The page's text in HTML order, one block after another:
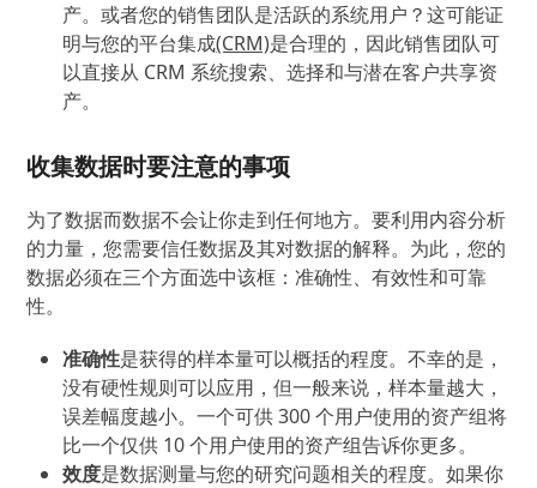
产。或者您的销售团队是活跃的系统用户？这可能证
明与您的平台集成(CRM)是合理的，因此销售团队可
以直接从 CRM 系统搜索、选择和与潜在客户共享资
产。
收集数据时要注意的事项
为了数据而数据不会让你走到任何地方。要利用内容分析
的力量，您需要信任数据及其对数据的解释。为此，您的
数据必须在三个方面选中该框：准确性、有效性和可靠
性。
准确性是获得的样本量可以概括的程度。不幸的是，
没有硬性规则可以应用，但一般来说，样本量越大，
误差幅度越小。一个可供 300 个用户使用的资产组将
比一个仅供 10 个用户使用的资产组告诉你更多。
效度是数据测量与您的研究问题相关的程度。如果你